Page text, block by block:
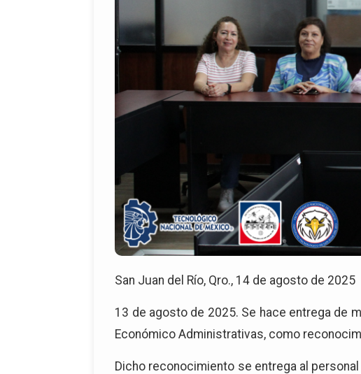
San Juan del Río, Qro., 14 de agosto de 2025
13 de agosto de 2025. Se hace entrega de
Económico Administrativas, como
Dicho reconocimiento se entrega al